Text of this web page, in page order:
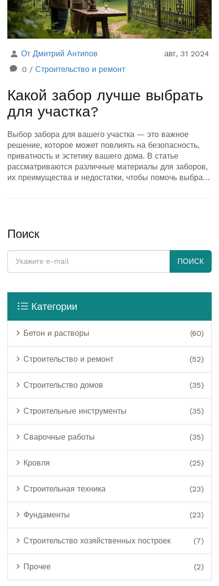
От Дмитрий Антипов
авг, 31 2024
0 / Строительство и ремонт
Какой забор лучше выбрать
для участка?
Выбор забора для вашего участка — это важное
решение, которое может повлиять на безопасность,
приватность и эстетику вашего дома. В статье
рассматриваются различные материалы для заборов,
их преимущества и недостатки, чтобы помочь выбрать
Поиск
ПОИСК
Категории
Бетон и растворы (60)
Строительство и ремонт (52)
Строительство домов (35)
Строительные инструменты (35)
Сварочные работы (35)
Кровля (25)
Строительная техника (23)
Фундаменты (23)
Строительство хозяйственных построек (7)
Прочее (2)